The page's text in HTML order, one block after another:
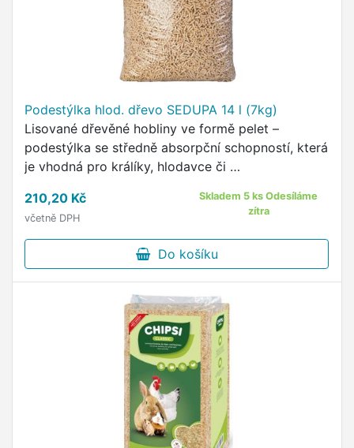
Podestýlka hlod. dřevo SEDUPA 14 l (7kg)
Lisované dřevěné hobliny ve formě pelet –
podestýlka se středně absorpční schopností, která
je vhodná pro králíky, hlodavce či …
210,20 Kč
včetně DPH
Skladem 5 ks Odesíláme
zítra
Do košíku